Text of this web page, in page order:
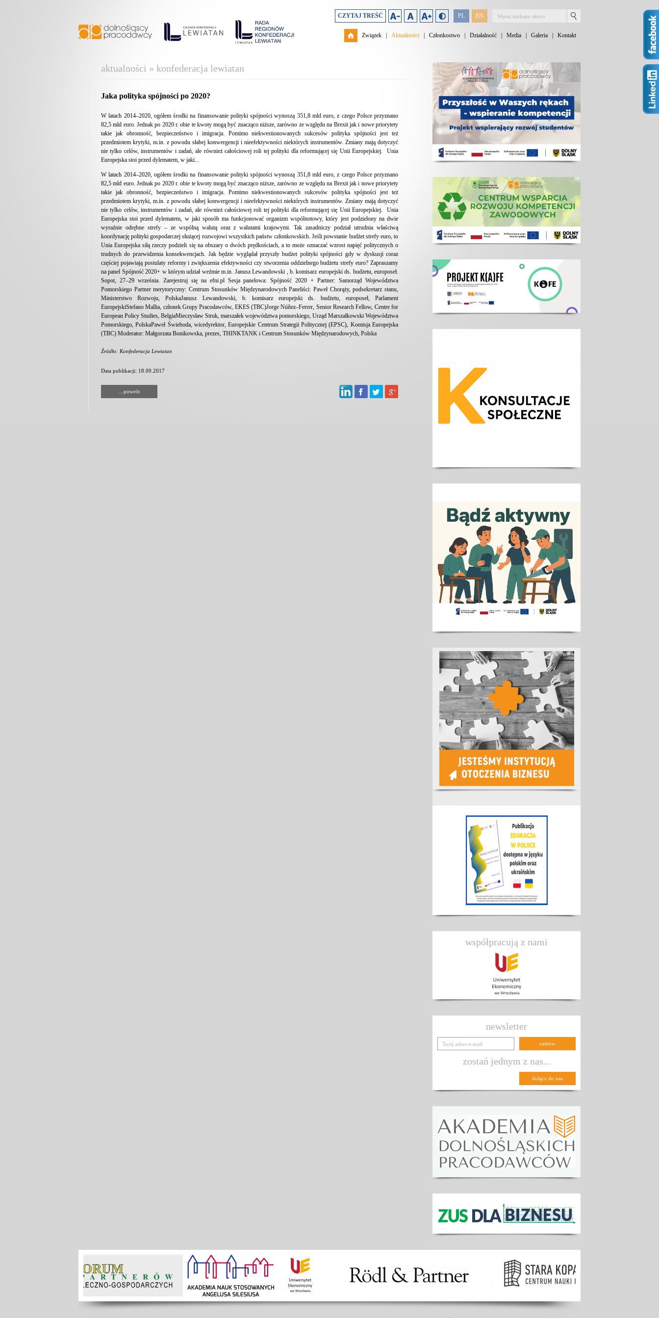
PL EN
CZYTAJ TREŚĆ
Związek Aktualności Członkostwo Działalność Media Galeria Kontakt
aktualności » konfederacja lewiatan
Jaka polityka spójności po 2020?
W latach 2014–2020, ogółem środki na finansowanie polityki spójności wynoszą 351,8 mld euro, z czego Polsce przyznano
82,5 mld euro. Jednak po 2020 r. obie te kwoty mogą być znacząco niższe, zarówno ze względu na Brexit jak i nowe priorytety
takie jak obronność, bezpieczeństwo i imigracja. Pomimo niekwestionowanych sukcesów polityka spójności jest też
przedmiotem krytyki, m.in. z powodu słabej konwergencji i nieefektywności niektórych instrumentów. Zmiany mają dotyczyć
nie tylko celów, instrumentów i zadań, ale również całościowej roli tej polityki dla reformującej się Unii Europejskiej. Unia
Europejska stoi przed dylematem, w jaki...
W latach 2014–2020, ogółem środki na finansowanie polityki spójności wynoszą 351,8 mld euro, z czego Polsce przyznano
82,5 mld euro. Jednak po 2020 r. obie te kwoty mogą być znacząco niższe, zarówno ze względu na Brexit jak i nowe priorytety
takie jak obronność, bezpieczeństwo i imigracja. Pomimo niekwestionowanych sukcesów polityka spójności jest też
przedmiotem krytyki, m.in. z powodu słabej konwergencji i nieefektywności niektórych instrumentów. Zmiany mają dotyczyć
nie tylko celów, instrumentów i zadań, ale również całościowej roli tej polityki dla reformującej się Unii Europejskiej. Unia
Europejska stoi przed dylematem, w jaki sposób ma funkcjonować organizm wspólnotowy, który jest podzielony na dwie
wyraźnie odrębne strefy – ze wspólną walutą oraz z walutami krajowymi. Tak zasadniczy podział utrudnia właściwą
koordynację polityki gospodarczej służącej rozwojowi wszystkich państw członkowskich. Jeśli powstanie budżet strefy euro, to
Unia Europejska siłą rzeczy podzieli się na obszary o dwóch prędkościach, a to może oznaczać wzrost napięć politycznych o
trudnych do przewidzenia konsekwencjach. Jak będzie wyglądał przyszły budżet polityki spójności gdy w dyskusji coraz
częściej pojawiają postulaty reformy i zwiększenia efektywności czy stworzenia oddzielnego budżetu strefy euro? Zapraszamy
na panel Spójność 2020+ w którym udział weźmie m.in. Janusz Lewandowski , b. komisarz europejski ds. budżetu, europoseł.
Sopot, 27–29 września. Zarejestruj się na efni.pl Sesja panelowa: Spójność 2020 + Partner: Samorząd Województwa
Pomorskiego Partner merytoryczny: Centrum Stosunków Międzynarodowych Paneliści: Paweł Chorąży, podsekretarz stanu,
Ministerstwo Rozwoju, PolskaJanusz Lewandowski, b. komisarz europejski ds. budżetu, europoseł, Parlament
EuropejskiStefano Mallia, członek Grupy Pracodawców, EKES (TBC)Jorge Núñez–Ferrer, Senior Research Fellow, Centre for
European Policy Studies, BelgiaMieczysław Struk, marszałek województwa pomorskiego, Urząd Marszałkowski Województwa
Pomorskiego, PolskaPaweł Świeboda, wicedyrektor, Europejskie Centrum Strategii Politycznej (EPSC), Komisja Europejska
(TBC) Moderator: Małgorzata Bonikowska, prezes, THINKTANK i Centrum Stosunków Międzynarodowych, Polska
Źródło: Konfederacja Lewiatan
Data publikacji: 18.09.2017
...powrót
współpracują z nami
newsletter
zostań jednym z nas...